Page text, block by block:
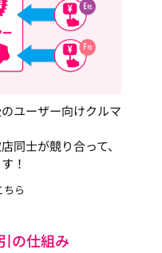
ユーザー向けクルマ
同士が競り合って、
！
ちら
の仕組み